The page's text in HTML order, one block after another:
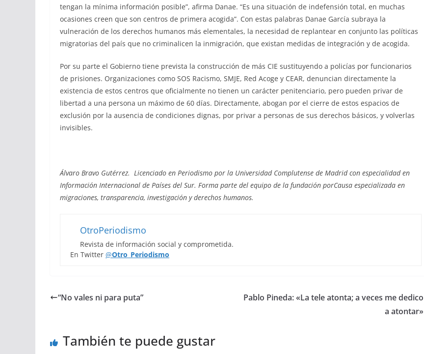
tengan la mínima información posible”, afirma Danae. “Es una situación de indefensión total, en muchas
ocasiones creen que son centros de primera acogida”. Con estas palabras Danae García subraya la
vulneración de los derechos humanos más elementales, la necesidad de replantear en conjunto las políticas
migratorias del país que no criminalicen la inmigración, que existan medidas de integración y de acogida.
Por su parte el Gobierno tiene prevista la construcción de más CIE sustituyendo a policías por funcionarios
de prisiones. Organizaciones como SOS Racismo, SMJE, Red Acoge y CEAR, denuncian directamente la
existencia de estos centros que oficialmente no tienen un carácter penitenciario, pero pueden privar de
libertad a una persona un máximo de 60 días. Directamente, abogan por el cierre de estos espacios de
exclusión por la ausencia de condiciones dignas, por privar a personas de sus derechos básicos, y volverlas
invisibles.
Álvaro Bravo Gutérrez. Licenciado en Periodismo por la Universidad Complutense de Madrid con especialidad en
Información Internacional de Países del Sur. Forma parte del equipo de la fundación porCausa especializada en
migraciones, transparencia, investigación y derechos humanos.
OtroPeriodismo
Revista de información social y comprometida.
En Twitter @Otro_Periodismo
“No vales ni para puta”
Pablo Pineda: «La tele atonta; a veces me dedico
a atontar»
También te puede gustar